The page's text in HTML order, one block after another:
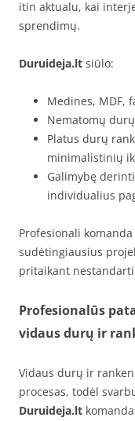
itin aktualu, kai
sprendimų.
Duruideja.lt siūlo:
Medines, MDF,
Nematomų
Platus durų
minimalistinių
Galimybę
individualius
Profesionali
sudėtingiausius
pritaikant
Profesionalūs
vidaus durų ir
Vidaus durų ir
procesas, todėl
Duruideja.lt